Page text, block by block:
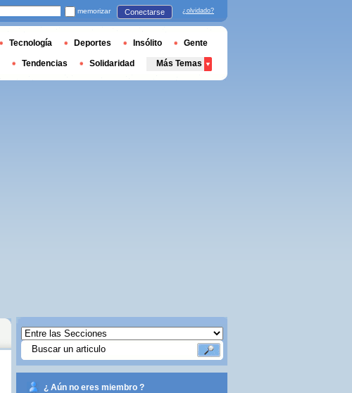
¿ Aún no eres miembro ?
memorizar Conectarse ¿olvidado?
Tecnología Deportes Insólito Gente
Tendencias Solidaridad Más Temas